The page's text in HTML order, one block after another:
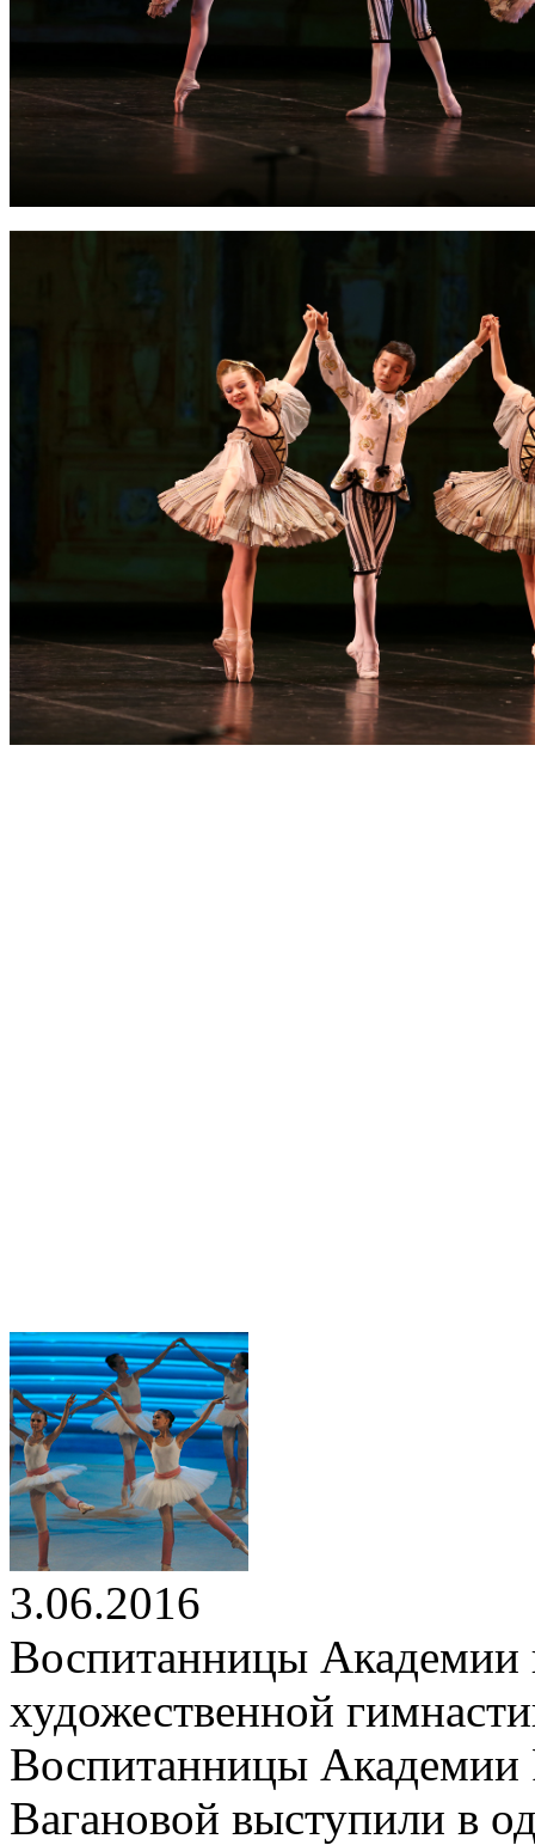
3.06.2016
Воспитанницы Академии
художественной
Воспитанницы Академии
Вагановой выступили в